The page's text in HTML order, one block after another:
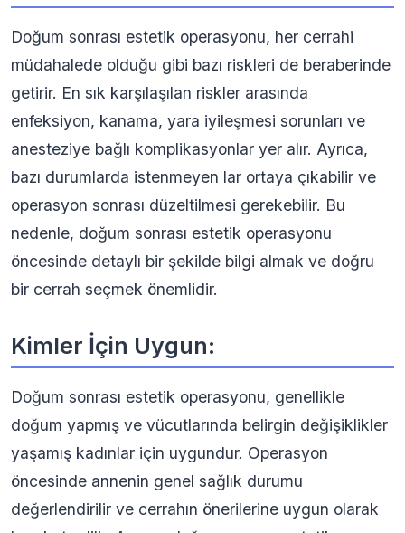
Doğum sonrası estetik operasyonu, her cerrahi
müdahalede olduğu gibi bazı riskleri de beraberinde
getirir. En sık karşılaşılan riskler arasında
enfeksiyon, kanama, yara iyileşmesi sorunları ve
anesteziye bağlı komplikasyonlar yer alır. Ayrıca,
bazı durumlarda istenmeyen lar ortaya çıkabilir ve
operasyon sonrası düzeltilmesi gerekebilir. Bu
nedenle, doğum sonrası estetik operasyonu
öncesinde detaylı bir şekilde bilgi almak ve doğru
bir cerrah seçmek önemlidir.
Kimler İçin Uygun:
Doğum sonrası estetik operasyonu, genellikle
doğum yapmış ve vücutlarında belirgin değişiklikler
yaşamış kadınlar için uygundur. Operasyon
öncesinde annenin genel sağlık durumu
değerlendirilir ve cerrahın önerilerine uygun olarak